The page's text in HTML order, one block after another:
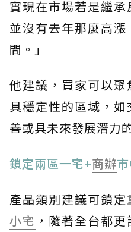
實現在市場若是繼承
並沒有去年那麼高
間。」
他建議，買家可以
具穩定性的區域，
善或具未來發展潛力
鎖定兩區一宅+商辦
產品類別建議可鎖定
小宅 ，隨著全台都